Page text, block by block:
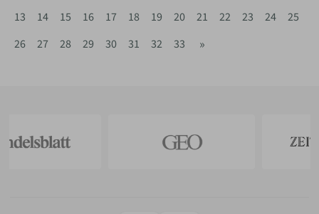
13
14 15 16 17 18 19 20 21 22 23 24
25
26
27 28 29 30 31 32 33 »